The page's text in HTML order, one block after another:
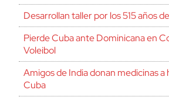
Desarrollan taller por los 515 años
Pierde Cuba ante Dominicana en
Voleibol
Amigos de India donan medicinas a
Cuba